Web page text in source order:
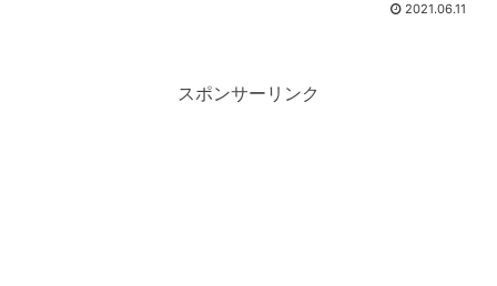
2021.06.11
スポンサーリンク